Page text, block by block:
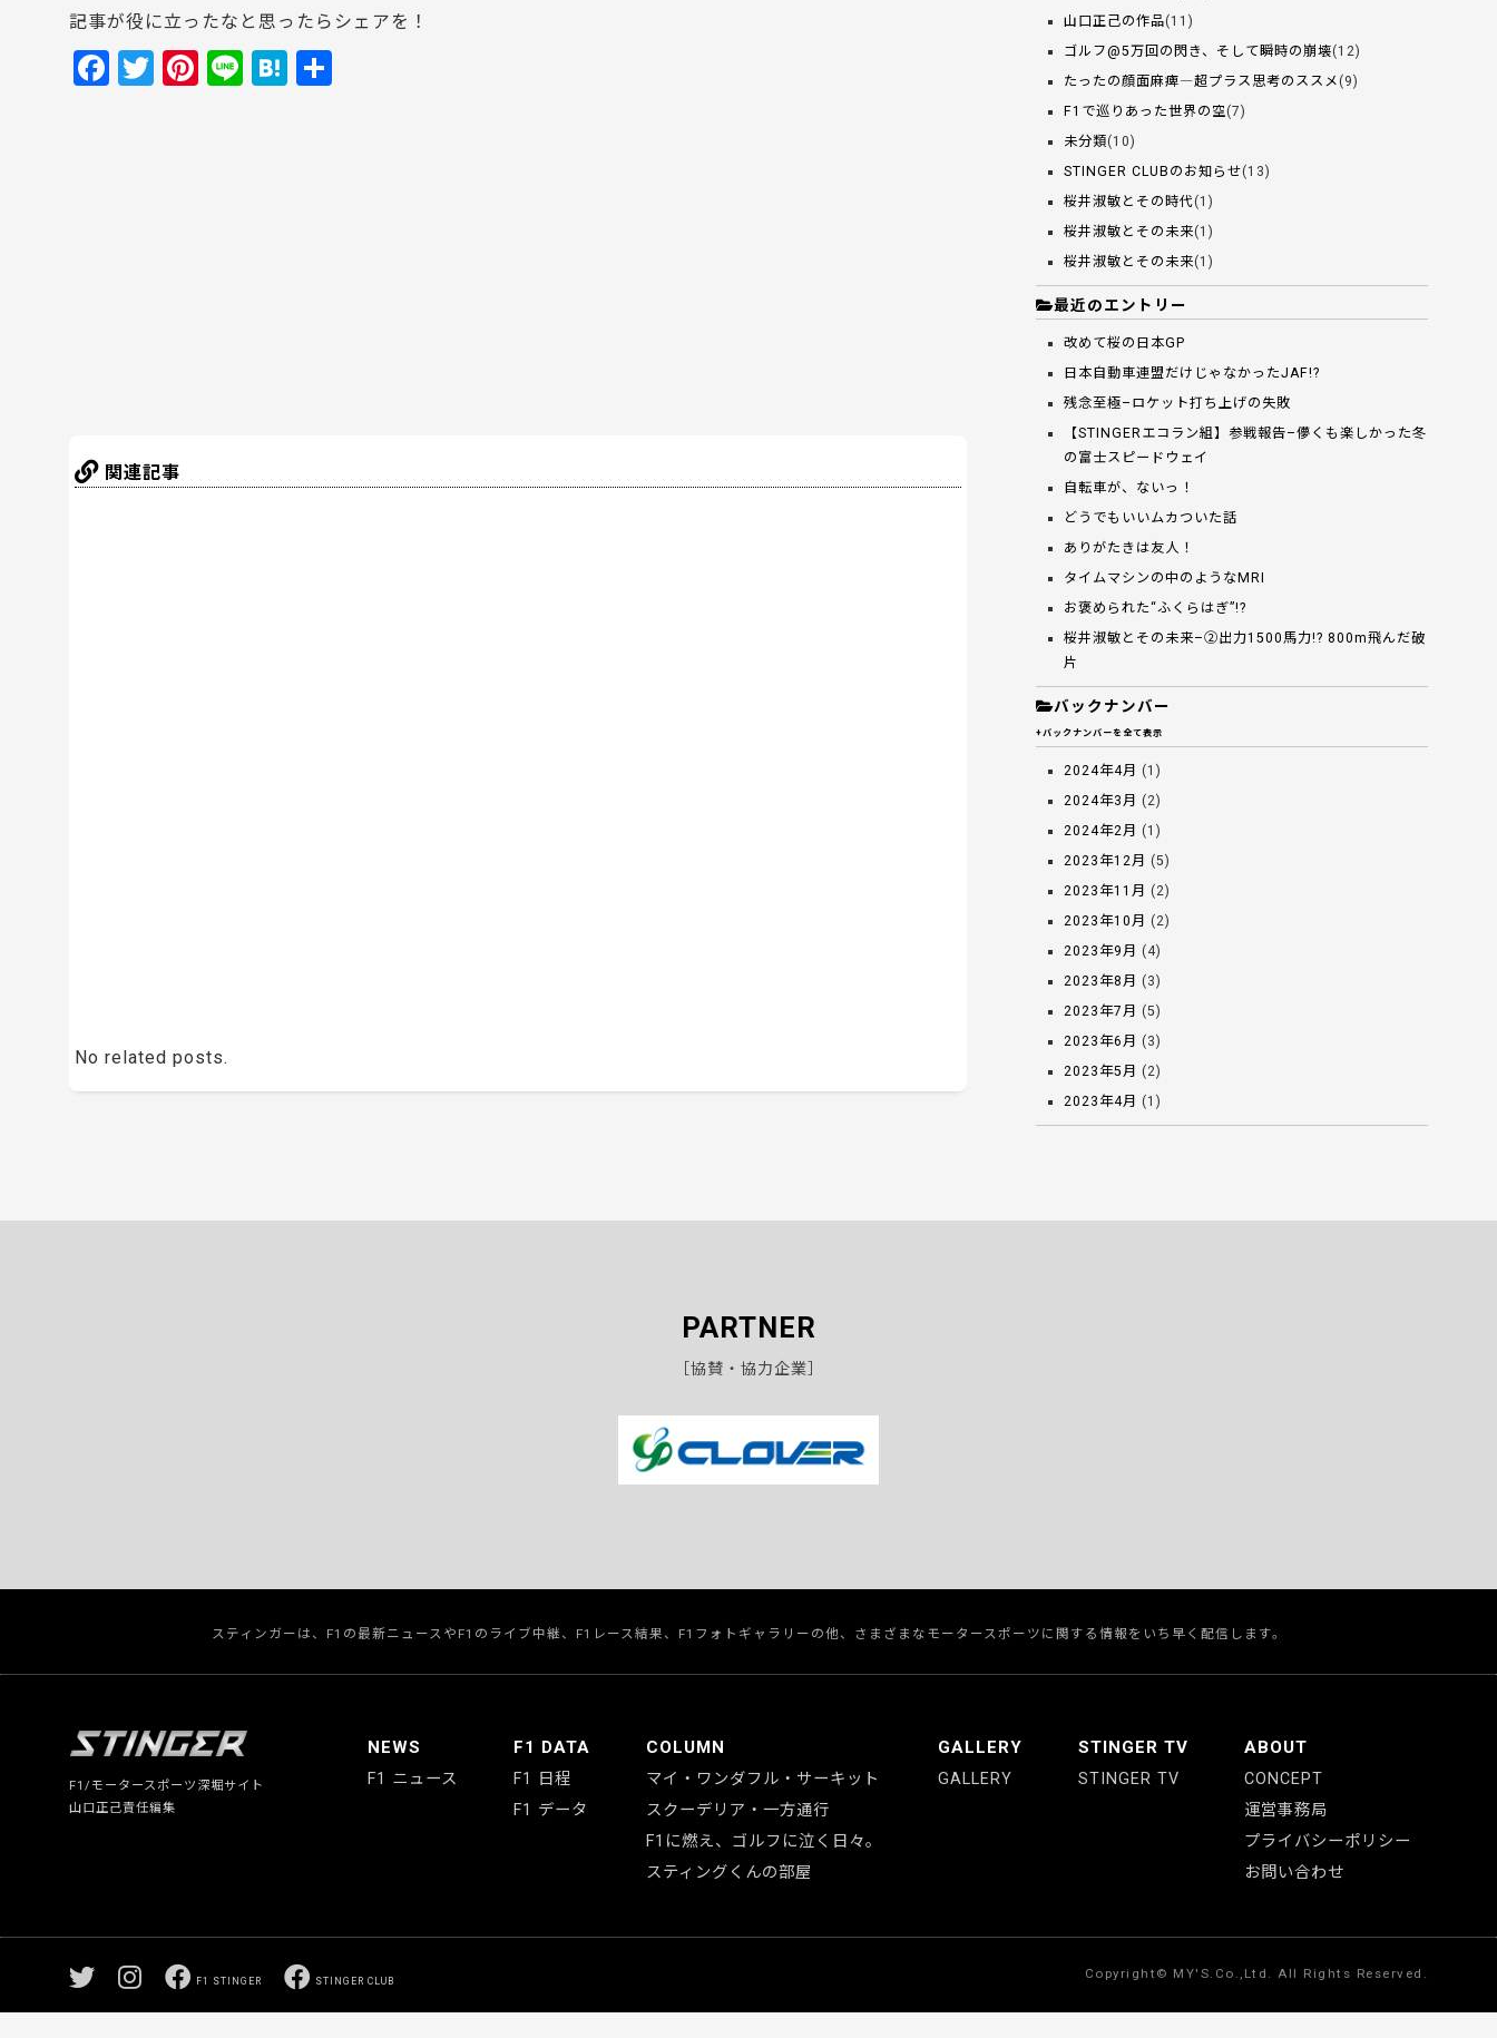
記事が役に立ったなと思ったらシェアを！
F
T
Pi Li H
関連記事
No related posts.
山口正己の作品(11)
ゴルフ@5万回の閃き、そして瞬時の崩壊(12)
たったの顔面麻痺―超プラス思考のススメ(9)
F1で巡りあった世界の空(7)
未分類(10)
STINGER CLUBのお知らせ(13)
桜井淑敏とその時代(1)
桜井淑敏とその未来(1)
桜井淑敏とその未来(1)
最近のエントリー
改めて桜の日本GP
日本自動車連盟だけじゃなかったJAF!?
残念至極–ロケット打ち上げの失敗
【STINGERエコラン組】参戦報告–儚くも楽しかった冬
の富士スピードウェイ
自転車が、ないっ！
どうでもいいムカついた話
ありがたきは友人！
タイムマシンの中のようなMRI
お褒められた“ふくらはぎ”!?
桜井淑敏とその未来–②出力1500馬力!? 800m飛んだ破
片
バックナンバー
+バックナンバーを全て表示
2024年4月 (1)
2024年3月 (2)
2024年2月 (1)
2023年12月 (5)
2023年11月 (2)
2023年10月 (2)
2023年9月 (4)
2023年8月 (3)
2023年7月 (5)
2023年6月 (3)
2023年5月 (2)
2023年4月 (1)
PARTNER
［協賛・協力企業］
スティンガーは、F1の最新ニュースやF1のライブ中継、F1レース結果、F1フォトギャラリーの他、さまざまなモータースポーツに関する情報をいち早く配信します。
F1/モータースポーツ深堀サイト
山口正己責任編集
NEWS
F1 ニュース
F1 DATA
F1 日程
F1 データ
COLUMN
マイ・ワンダフル・サーキット
スクーデリア・一方通行
F1に燃え、ゴルフに泣く日々。
スティングくんの部屋
GALLERY
GALLERY
STINGER TV
STINGER TV
ABOUT
CONCEPT
運営事務局
プライバシーポリシー
お問い合わせ
F1 STINGER STINGER CLUB Copyright© MY'S.Co.,Ltd. All Rights Reserved.